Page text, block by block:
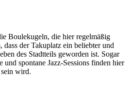
Boulekugeln, die hier regelmäßig
der Takuplatz ein beliebter und
des Stadtteils geworden ist. Sogar
und spontane Jazz-Sessions finden hier
wird.